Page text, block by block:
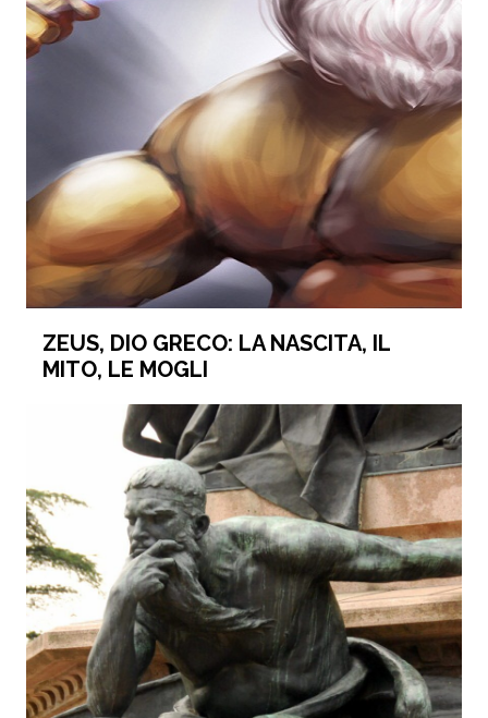
ZEUS, DIO GRECO: LA NASCITA, IL
MITO, LE MOGLI